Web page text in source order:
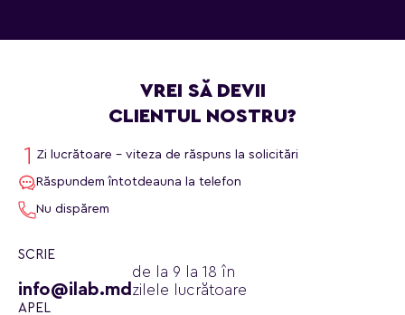
VREI SĂ DEVII
CLIENTUL NOSTRU?
Zi lucrătoare - viteza de răspuns la solicitări
Răspundem întotdeauna la telefon
Nu dispărem
SCRIE
info@ilab.md
de la 9 la 18 în
zilele lucrătoare
APEL